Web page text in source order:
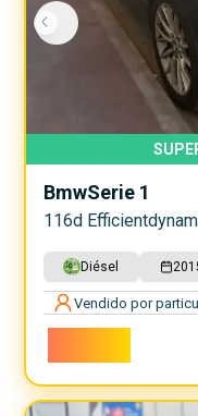
BmwSerie 1
116d
Diésel
Vendido por